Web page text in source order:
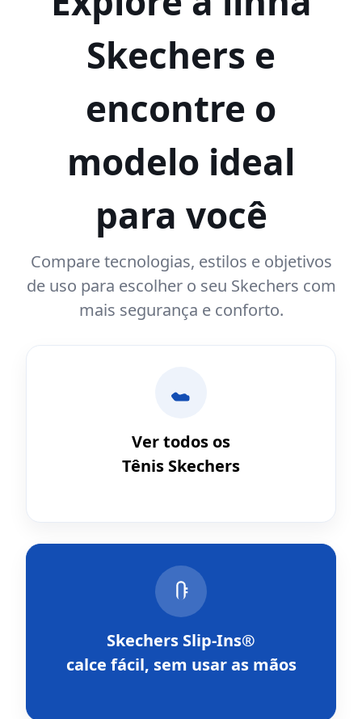
Skechers e
encontre o
modelo ideal
para você
Compare tecnologias, estilos e objetivos
de uso para escolher o seu Skechers com
mais segurança e conforto.
Ver todos os
Tênis Skechers
Skechers Slip-Ins®
calce fácil, sem usar as mãos